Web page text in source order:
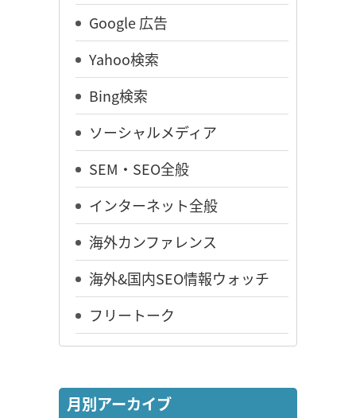
Google 広告
Yahoo検索
Bing検索
ソーシャルメディア
SEM・SEO全般
インターネット全般
海外カンファレンス
海外&国内SEO情報ウォッチ
フリートーク
月別アーカイブ